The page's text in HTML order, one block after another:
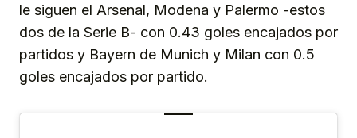
le siguen el Arsenal, Modena y Palermo -estos
dos de la Serie B- con 0.43 goles encajados por
partidos y Bayern de Munich y Milan con 0.5
goles encajados por partido.